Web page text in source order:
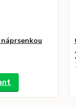
náprsenkou